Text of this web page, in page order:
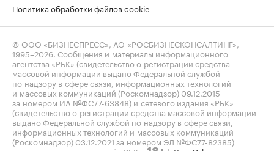
Политика обработки файлов cookie
© ООО «БИЗНЕСПРЕСС», АО «РОСБИЗНЕСКОНСАЛТИНГ»,
1995–2026 . Сообщения и материалы информационного
агентства «РБК» (свидетельство о регистрации средства
массовой информации выдано Федеральной службой
по надзору в сфере связи, информационных технологий
и массовых коммуникаций (Роскомнадзор) 09.12.2015
за номером ИА №ФС77-63848) и сетевого издания «РБК»
(свидетельство о регистрации средства массовой информации
выдано Федеральной службой по надзору в сфере связи,
информационных технологий и массовых коммуникаций
(Роскомнадзор) 03.12.2021 за номером ЭЛ №ФС77-82385)